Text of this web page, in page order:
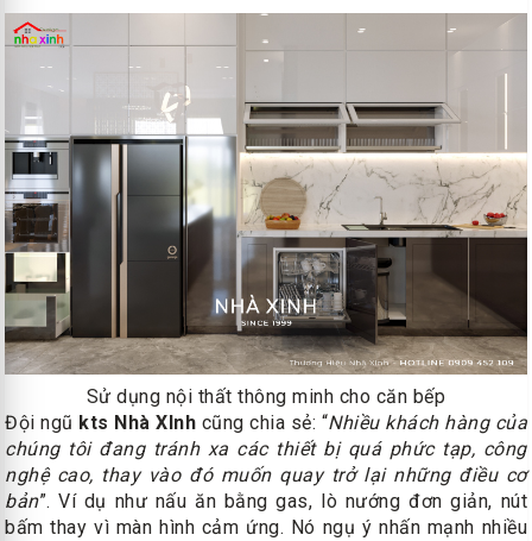
Sử dụng nội thất thông minh cho căn bếp
Đội ngũ kts Nhà XInh cũng chia sẻ: “Nhiều khách hàng của
chúng tôi đang tránh xa các thiết bị quá phức tạp, công
nghệ cao, thay vào đó muốn quay trở lại những điều cơ
bản”. Ví dụ như nấu ăn bằng gas, lò nướng đơn giản, nút
bấm thay vì màn hình cảm ứng. Nó ngụ ý nhấn mạnh nhiều